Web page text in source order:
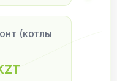
(котлы